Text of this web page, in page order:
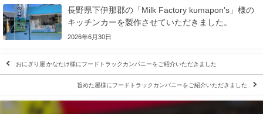
長野県下伊那郡の「Milk Factory kumapon's」様の
キッチンカーを製作させていただきました。
2026年6月30日
おにぎり屋 かなたけ様にフードトラックカンパニーをご紹介いただきました
旨めた屋様にフードトラックカンパニーをご紹介いただきました